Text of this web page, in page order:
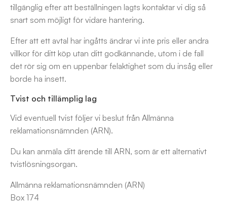
tillgänglig efter att beställningen lagts kontaktar vi dig så
snart som möjligt för vidare hantering.
Efter att ett avtal har ingåtts ändrar vi inte pris eller andra
villkor för ditt köp utan ditt godkännande, utom i de fall
det rör sig om en uppenbar felaktighet som du insåg eller
borde ha insett.
Tvist och tillämplig lag
Vid eventuell tvist följer vi beslut från Allmänna
reklamationsnämnden (ARN).
Du kan anmäla ditt ärende till ARN, som är ett alternativt
tvistlösningsorgan.
Allmänna reklamationsnämnden (ARN)
Box 174